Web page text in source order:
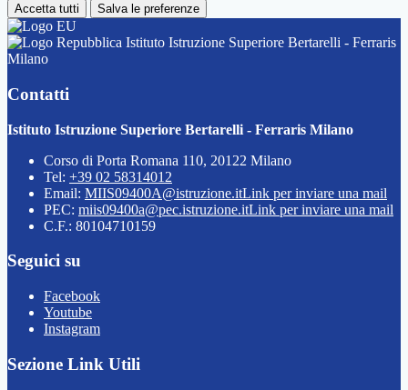
Accetta tutti Salva le preferenze
Istituto Istruzione Superiore Bertarelli - Ferraris
Milano
Contatti
Istituto Istruzione Superiore Bertarelli - Ferraris Milano
Corso di Porta Romana 110, 20122 Milano
Tel: +39 02 58314012
Email: MIIS09400A@istruzione.itLink per inviare una mail
PEC: miis09400a@pec.istruzione.itLink per inviare una mail
C.F.: 80104710159
Seguici su
Facebook
Youtube
Instagram
Sezione Link Utili